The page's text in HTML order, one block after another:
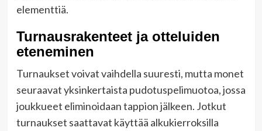
elementtiä.
Turnausrakenteet ja otteluiden
eteneminen
Turnaukset voivat vaihdella suuresti, mutta monet
seuraavat yksinkertaista pudotuspelimuotoa, jossa
joukkueet eliminoidaan tappion jälkeen. Jotkut
turnaukset saattavat käyttää alkukierroksilla